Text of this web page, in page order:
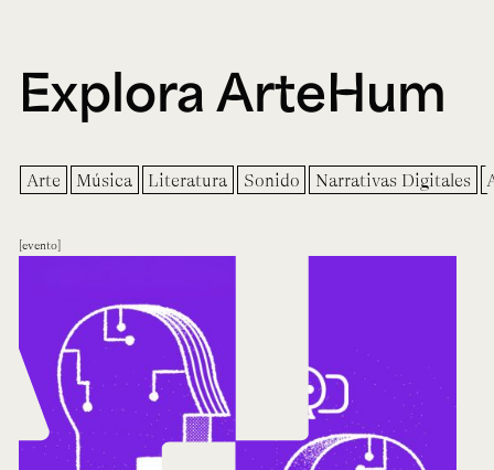
Explora ArteHum
Arte Música Literatura Sonido Narrativas Digitales
evento